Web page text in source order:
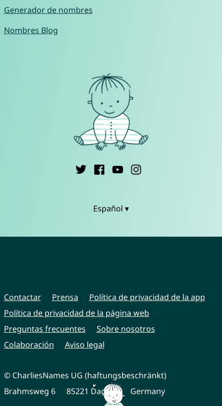
Generador de nombres
Nombres Blog
Español ▾
Contactar Prensa
Política de privacidad de la app
Política de privacidad de la página web
Preguntas frecuentes
Sobre nosotros
Colaboración
Aviso legal
© CharliesNames UG (haftungsbeschränkt)
Brahmsweg 6
85221 Dachau Germany